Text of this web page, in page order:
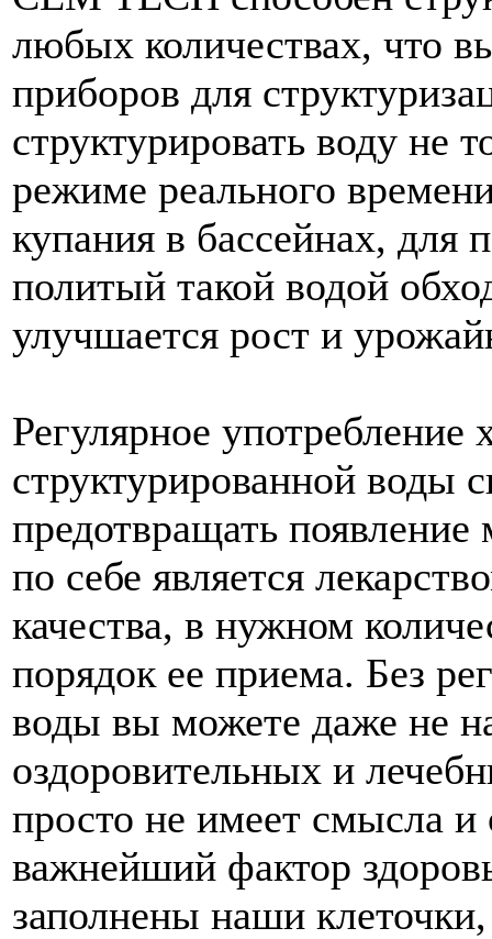
любых количествах, что
приборов для
структурировать воду не
режиме реального
купания в бассейнах, для
политый такой водой
улучшается рост и
Регулярное
структурированной воды
предотвращать
по себе является
качества, в нужном
порядок ее приема. Без
воды вы можете даже не
оздоровительных и
просто не имеет смысла и
важнейший фактор
заполнены наши